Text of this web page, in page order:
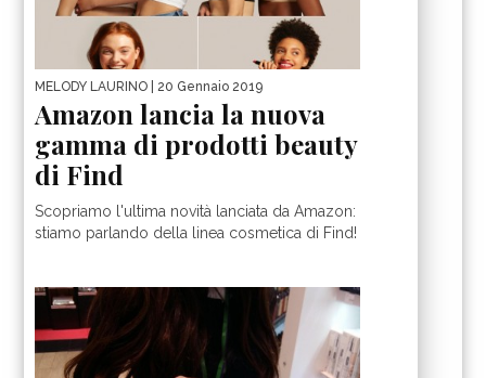
MELODY LAURINO | 20 Gennaio 2019
Amazon lancia la nuova
gamma di prodotti beauty
di Find
Scopriamo l'ultima novità lanciata da Amazon:
stiamo parlando della linea cosmetica di Find!